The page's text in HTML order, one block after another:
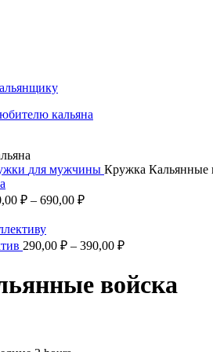
для мужчины Кружка Кальянные
₽ – 690,00 ₽
290,00 ₽ – 390,00 ₽
войска